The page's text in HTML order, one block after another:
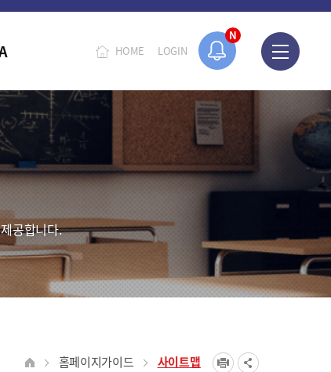
N
HOME LOGIN
공합니다.
홈페이지가이드 사이트맵